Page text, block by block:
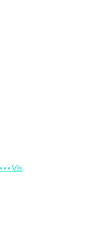
▪ Vis